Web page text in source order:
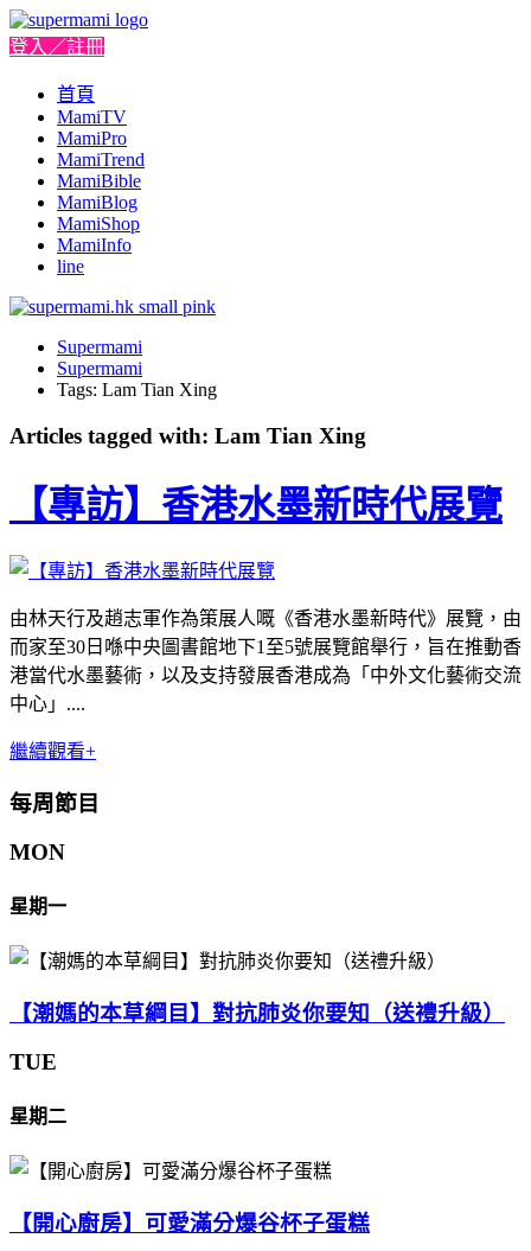
登入／註冊
首頁
MamiTV
MamiPro
MamiTrend
MamiBible
MamiBlog
MamiShop
MamiInfo
line
Supermami
Supermami
Tags: Lam Tian Xing
Articles tagged with: Lam Tian Xing
【專訪】香港水墨新時代展覽
由林天行及趙志軍作為策展人嘅《香港水墨新時代》展覽，由
而家至30日喺中央圖書館地下1至5號展覽館舉行，旨在推動香
港當代水墨藝術，以及支持發展香港成為「中外文化藝術交流
中心」....
繼續觀看+
每周節目
MON
星期一
【潮媽的本草綱目】對抗肺炎你要知（送禮升級）
TUE
星期二
【開心廚房】可愛滿分爆谷杯子蛋糕